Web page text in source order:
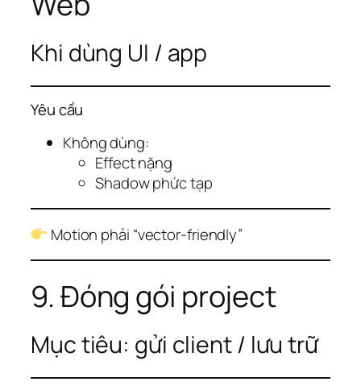
Khi dùng UI / app
Yêu cầu
Không dùng:
Effect nặng
Shadow phức tạp
Motion phải “vector-friendly”
9. Đóng gói project
Mục tiêu: gửi client / lưu trữ